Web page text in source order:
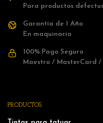
Para productos
Garantía de 1 Año
En maquinaria
100% Pago Seguro
Maestro / MasterCard /
PRODUCTOS